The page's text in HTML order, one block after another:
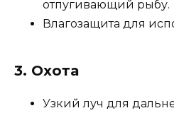
отпугивающий рыбу.
Влагозащита для
3. Охота
Узкий луч для